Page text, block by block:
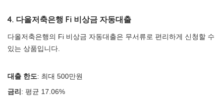
4. 다올저축은행 Fi 비상금 자동대출
다올저축은행의 Fi 비상금 자동대출은 무서류로 편리하게 신청할 수
있는 상품입니다.
대출 한도: 최대 500만원
금리 : 평균 17.06%